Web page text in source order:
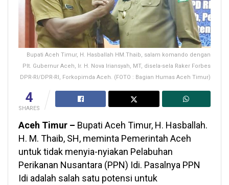
Bupati Aceh Timur, H. Hasballah HM.Thaib, salam komando dengan
Plt. Gubernur Aceh, Ir. H. Nova Iriansyah, MT, disela-sela Raker Forbes
DPR-RI/DPR-RI, Forkopimda Aceh. (FOTO : Bagian Humas Aceh Timur)
4
SHARES
Aceh Timur – Bupati Aceh Timur, H. Hasballah.
H. M. Thaib, SH, meminta Pemerintah Aceh
untuk tidak menyia-nyiakan Pelabuhan
Perikanan Nusantara (PPN) Idi. Pasalnya PPN
Idi adalah salah satu potensi untuk